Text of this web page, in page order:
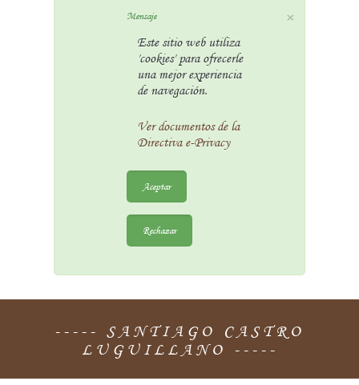
×
Mensaje
Este sitio web utiliza
'cookies' para ofrecerle
una mejor experiencia
de navegación.
Ver documentos de la
Directiva e-Privacy
Aceptar
Rechazar
----- SANTIAGO CASTRO
LUGUILLANO -----